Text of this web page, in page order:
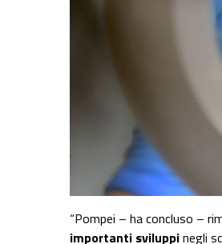
“Pompei – ha concluso –
importanti sviluppinegli